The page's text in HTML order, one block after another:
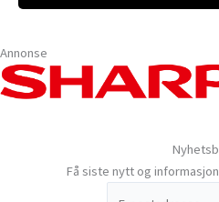
Annonse
Få siste nytt og